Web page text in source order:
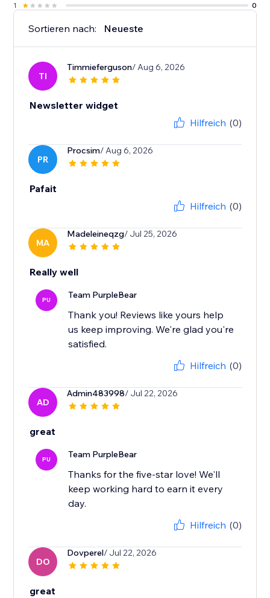
1
0
Sortieren nach: Neueste
TI
Timmieferguson/ Aug 6, 2026
Newsletter widget
Hilfreich (0)
PR
Procsim/ Aug 6, 2026
Pafait
Hilfreich (0)
MA
Madeleineqzg/ Jul 25, 2026
Really well
PU Team PurpleBear
Thank you! Reviews like yours help
us keep improving. We're glad you're
satisfied.
Hilfreich (0)
AD
Admin483998/ Jul 22, 2026
great
PU Team PurpleBear
Thanks for the five-star love! We'll
keep working hard to earn it every
day.
Hilfreich (0)
DO
Dovperel/ Jul 22, 2026
great